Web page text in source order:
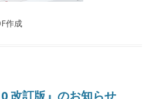
作成
改訂版』のお知らせ